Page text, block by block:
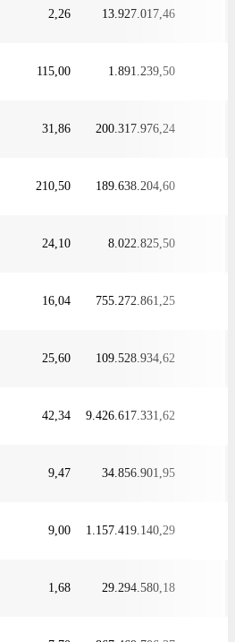
2,26 13.927.017,46
115,00 1.891.239,50
31,86 200.317.976,24
210,50 189.638.204,60
24,10 8.022.825,50
16,04 755.272.861,25
25,60 109.528.934,62
42,34 9.426.617.331,62
9,47 34.856.901,95
9,00 1.157.419.140,29
1,68 29.294.580,18